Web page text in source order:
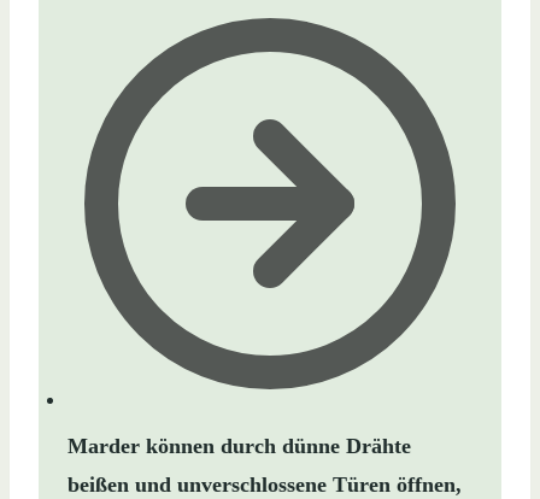
Marder können durch dünne Drähte
beißen und unverschlossene Türen öffnen,